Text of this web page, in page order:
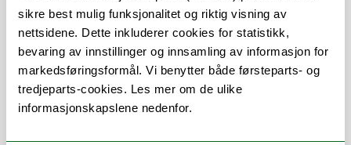
sikre best mulig funksjonalitet og riktig visning av
nettsidene. Dette inkluderer cookies for statistikk,
bevaring av innstillinger og innsamling av informasjon for
markedsføringsformål. Vi benytter både førsteparts- og
tredjeparts-cookies. Les mer om de ulike
informasjonskapslene nedenfor.
og engelsk, samt stemple rett kopi.
Publisere informasjon på UiTs
intranett, Fakultets – og
Universitetstavla.
Ha ansvaret for og publisere
informasjon/nyheter via
Infoskjermene ved Helsefak.